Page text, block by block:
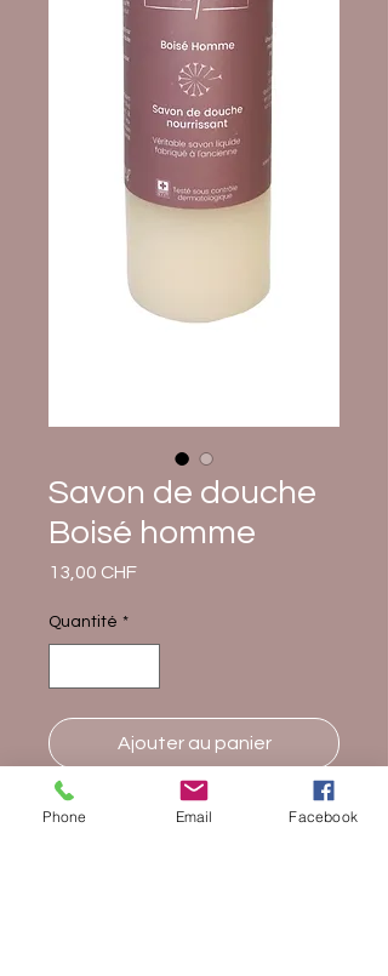
Savon de douche
Boisé homme
13,00 CHFPrix
Quantité *
Ajouter au panier
Composition INCI : Aqua/Water,
Phone Email Facebook